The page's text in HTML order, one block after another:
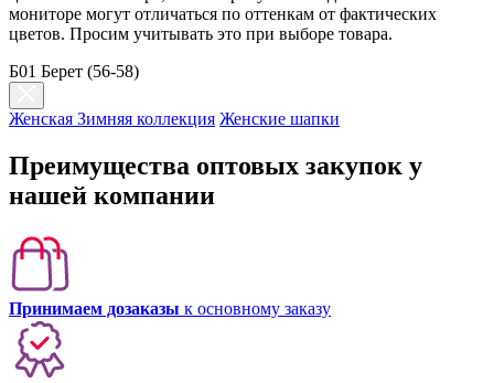
мониторе могут отличаться по оттенкам от фактических
цветов. Просим учитывать это при выборе товара.
Б01 Берет (56-58)
Женская Зимняя коллекция Женские шапки
Преимущества оптовых закупок у
нашей компании
Принимаем дозаказы к основному заказу